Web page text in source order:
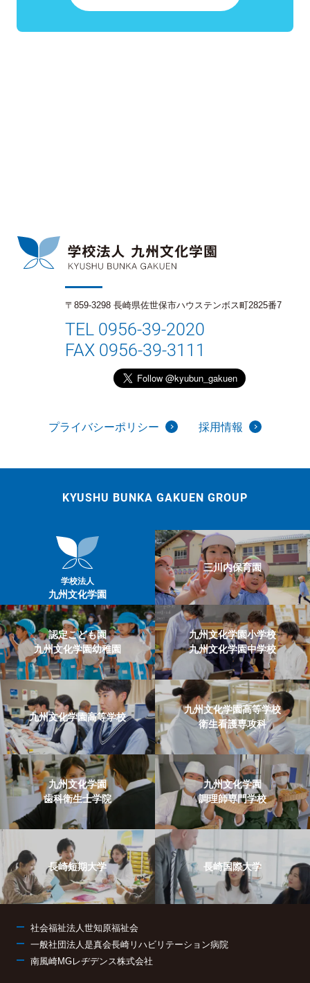
〒859-3298 長崎県佐世保市ハウステンボス町2825番7
TEL 0956-39-2020
FAX 0956-39-3111
プライバシーポリシー 採用情報
KYUSHU BUNKA GAKUEN GROUP
学校法人
九州文化学園
三川内保育園
認定こども園
九州文化学園幼稚園
九州文化学園小学校
九州文化学園中学校
九州文化学園高等学校
九州文化学園高等学校
衛生看護専攻科
九州文化学園
歯科衛生士学院
九州文化学園
調理師専門学校
長崎短期大学 長崎国際大学
社会福祉法人世知原福祉会
一般社団法人是真会長崎リハビリテーション病院
南風崎MGレヂデンス株式会社